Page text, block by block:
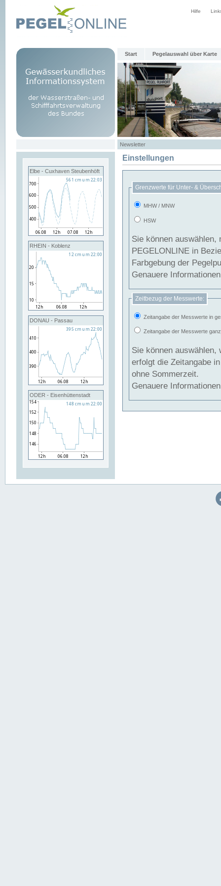
Hilfe
Start Pegelauswahl über Karte
Newsletter
Elbe - Cuxhaven Steubenhöft
RHEIN - Koblenz
DONAU - Passau
ODER - Eisenhüttenstadt
Einstellungen
Grenzwerte für Unter- &
MHW / MNW
HSW
Sie können
PEGELONLINE in Beziehung
Farbgebung der
Genauere
Zeitbezug der Messwerte:
Zeitangabe der Messwerte in
Zeitangabe der Messwerte
Sie können auswählen,
erfolgt die Zeitangabe
ohne Sommerzeit.
Genauere